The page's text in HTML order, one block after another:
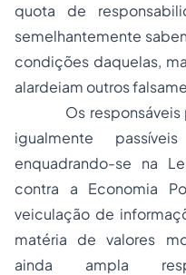
quota de
semelhantemente
condições daquelas,
alardeiam outros
Os responsáveis
igualmente
enquadrando-se na
contra a Economia
veiculação de
matéria de valores
ainda ampla